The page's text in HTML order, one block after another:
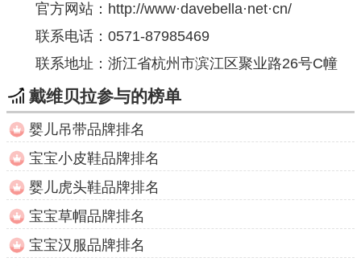
官方网站： http://www·davebella·net·cn/
联系电话：0571-87985469
联系地址：浙江省杭州市滨江区聚业路26号C幢
戴维贝拉参与的榜单
婴儿吊带品牌排名
宝宝小皮鞋品牌排名
婴儿虎头鞋品牌排名
宝宝草帽品牌排名
宝宝汉服品牌排名